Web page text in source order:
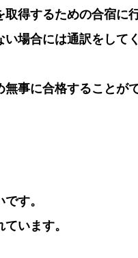
得するための合宿に
場合には通訳をして
事に合格することが
す。
います。